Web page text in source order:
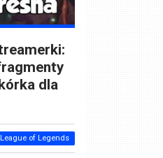
dla
League of Legends